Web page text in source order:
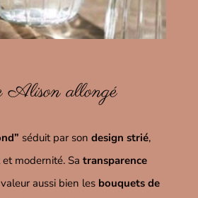
Alison allongé
séduit par son design strié,
modernité. Sa transparence
aussi bien les bouquets de